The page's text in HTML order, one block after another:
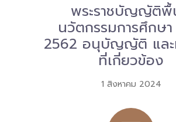
Download
-- หนังสือและเอกสาร
---- เจตนารมณ์ของ พ.ร.บ.
---- พ.ร.บ. และอนุบัญญัติ
พระราชบัญญัติ
นวัตกรรมการศึกษ
2562 อนุบัญญัติ แล
ที่เกี่ยวข้อง
1 สิงหาคม 2024